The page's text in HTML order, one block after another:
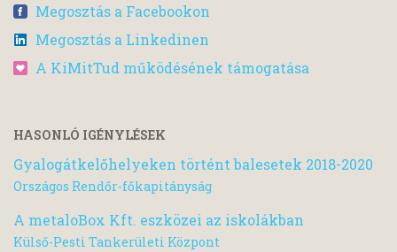
Megosztás a Facebookon
Megosztás a Linkedinen
A KiMitTud működésének támogatása
HASONLÓ IGÉNYLÉSEK
Gyalogátkelőhelyeken történt balesetek 2018-2020
Országos Rendőr-főkapitányság
A metaloBox Kft. eszközei az iskolákban
Külső-Pesti Tankerületi Központ